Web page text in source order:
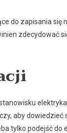
do zapisania się
zdecydować
aby dowiedzieć
tylko podejść do